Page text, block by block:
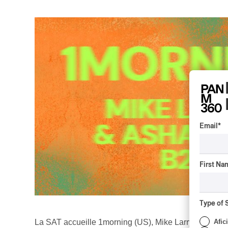
La SAT accueille 1morning (US), Mike Larry et Asha
Email *
First
Type of